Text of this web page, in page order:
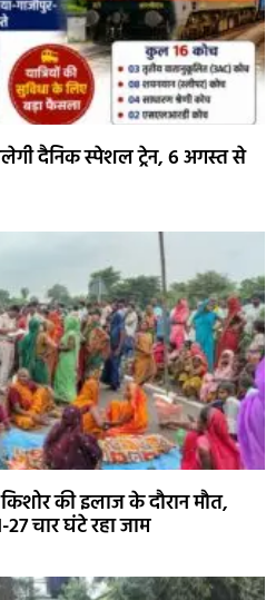
दैनिक स्पेशल ट्रेन, 6 अगस्त से
की इलाज के दौरान मौत,
चार घंटे रहा जाम